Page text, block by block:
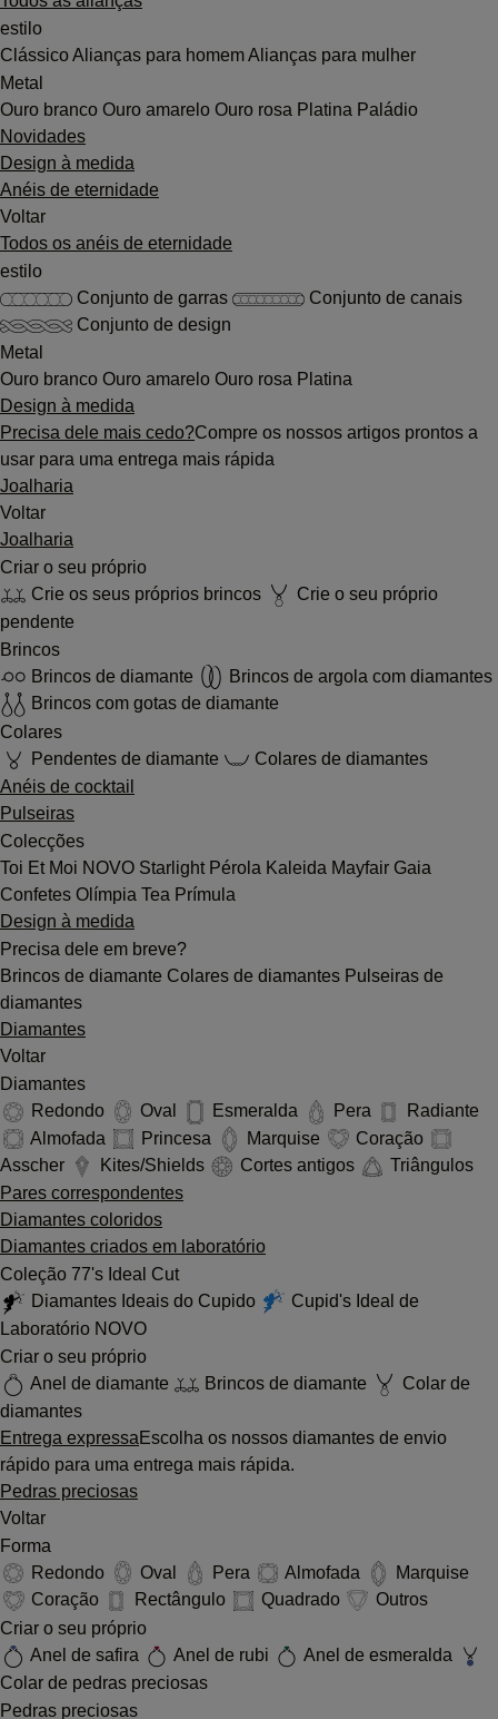
estilo
ClássicoAlianças para homemAlianças para mulher
Metal
Ouro branco Ouro amarelo Ouro rosa Platina Paládio
Novidades
Design à medida
Anéis de eternidade
Voltar
Todos os anéis de eternidade
estilo
Conjunto de garras
Conjunto de canais
Conjunto de design
Metal
Ouro branco Ouro amarelo Ouro rosa Platina
Design à medida
Precisa dele mais cedo?Compre os nossos artigos prontos a
usar para uma entrega mais rápida
Joalharia
Voltar
Joalharia
Criar o seu próprio
Crie os seus próprios brincos
Crie o seu próprio
pendente
Brincos
Brincos de diamante
Brincos de argola com diamantes
Brincos com gotas de diamante
Colares
Pendentes de diamante
Colares de diamantes
Anéis de cocktail
Pulseiras
Colecções
Toi Et Moi NOVO Starlight Pérola Kaleida Mayfair Gaia
Confetes Olímpia Tea Prímula
Design à medida
Precisa dele em breve?
Brincos de diamante Colares de diamantes Pulseiras de
diamantes
Diamantes
Voltar
Diamantes
Redondo
Oval Esmeralda Pera
Radiante
Almofada
Princesa Marquise
Coração
Asscher
Kites/Shields Cortes antigos
Triângulos
Pares correspondentes
Diamantes coloridos
Diamantes criados em laboratório
Coleção 77's Ideal Cut
Diamantes Ideais do Cupido
Cupid's Ideal de
Laboratório NOVO
Criar o seu próprio
Anel de diamante
Brincos de diamante
Colar de
diamantes
Entrega expressa Escolha os nossos diamantes de envio
rápido para uma entrega mais rápida.
Pedras preciosas
Voltar
Forma
Redondo
Oval Pera Almofada
Marquise
Coração
Rectângulo Quadrado
Outros
Criar o seu próprio
Anel de safira
Anel de rubi
Anel de esmeralda
Colar de pedras preciosas
Pedras preciosas